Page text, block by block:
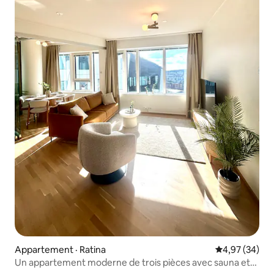
Appartement · Ratina Note
4,97 (34)
Un appartement moderne de trois pièces avec sauna et